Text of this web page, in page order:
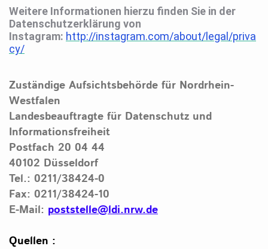
Weitere Informationen hierzu finden Sie in der
Datenschutzerklärung von
Instagram: http://instagram.com/about/legal/priva
cy/
Zuständige Aufsichtsbehörde für Nordrhein-
Westfalen
Landesbeauftragte für Datenschutz und
Informationsfreiheit
Postfach 20 04 44
40102 Düsseldorf
Tel.: 0211/38424-0
Fax: 0211/38424-10
E-Mail: poststelle@ldi.nrw.de
Quellen :